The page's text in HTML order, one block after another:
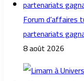
Forum d’affaires
partenariats
8 août 2026